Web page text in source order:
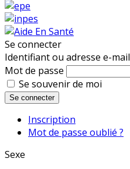
Se connecter
Identifiant ou adresse e-mail
Mot de passe
Se souvenir de moi
Se connecter
Inscription
Mot de passe oublié ?
Sexe